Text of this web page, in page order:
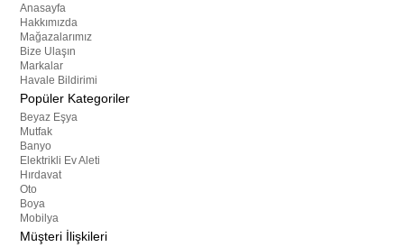
Anasayfa
Hakkımızda
Mağazalarımız
Bize Ulaşın
Markalar
Havale Bildirimi
Popüler Kategoriler
Beyaz Eşya
Mutfak
Banyo
Elektrikli Ev Aleti
Hırdavat
Oto
Boya
Mobilya
Müşteri İlişkileri